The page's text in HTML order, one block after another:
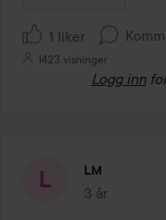
1 liker
1423 visninger
Logg inn
LM
3 år
Innlegget